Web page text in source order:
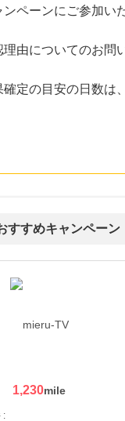
ンペーンにご参加い
理由についてのお問
定の目安の日数は
すすめキャンペーン
1,230
:
ト】スーツケース・バ
【ロデオドライブ】創